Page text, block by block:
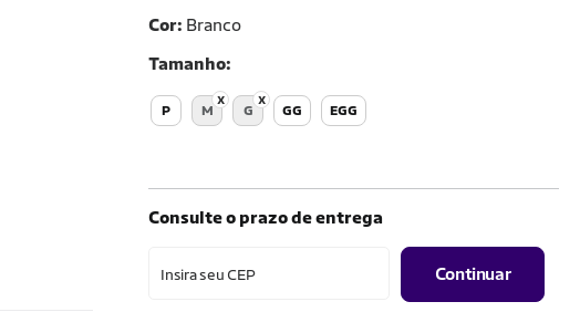
Cor: Branco
Tamanho
P M G GG EGG
Consulte o prazo de entrega
Insira seu CEP Continuar